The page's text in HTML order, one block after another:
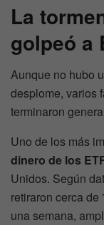
La
golpeó a
Aunque no hubo
desplome, varios
terminaron
Uno de los más
dinero de los
Unidos. Según
retiraron cerca de
una semana,